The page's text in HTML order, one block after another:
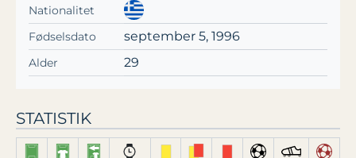
Nationalitet
Fødselsdato
september 5, 1996
Alder 29
STATISTIK